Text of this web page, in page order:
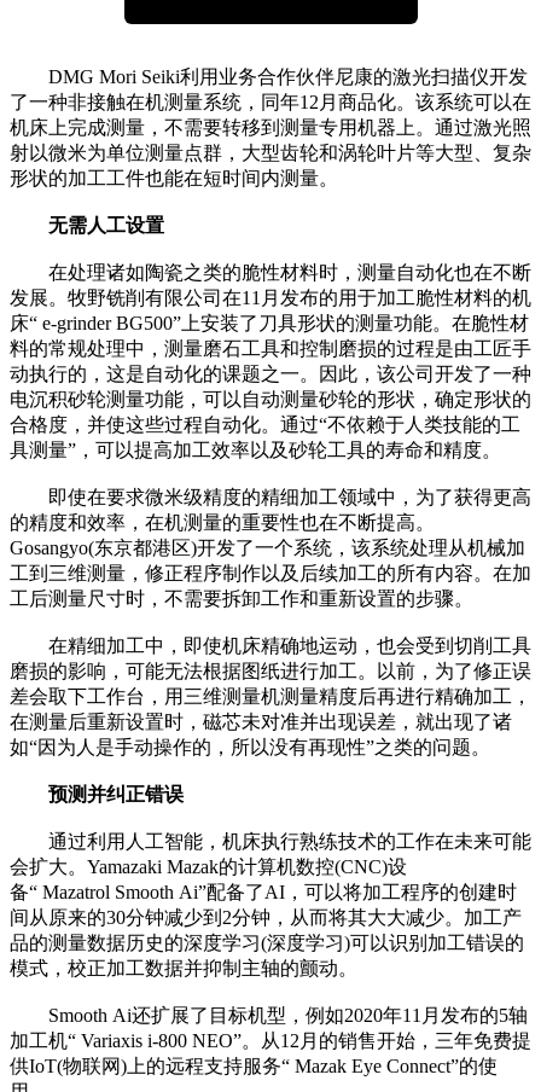
DMG Mori Seiki利用业务合作伙伴尼康的激光扫描仪开发
了一种非接触在机测量系统，同年12月商品化。该系统可以在
机床上完成测量，不需要转移到测量专用机器上。通过激光照
射以微米为单位测量点群，大型齿轮和涡轮叶片等大型、复杂
形状的加工工件也能在短时间内测量。
无需人工设置
在处理诸如陶瓷之类的脆性材料时，测量自动化也在不断
发展。牧野铣削有限公司在11月发布的用于加工脆性材料的机
床“ e-grinder BG500”上安装了刀具形状的测量功能。在脆性材
料的常规处理中，测量磨石工具和控制磨损的过程是由工匠手
动执行的，这是自动化的课题之一。因此，该公司开发了一种
电沉积砂轮测量功能，可以自动测量砂轮的形状，确定形状的
合格度，并使这些过程自动化。通过“不依赖于人类技能的工
具测量”，可以提高加工效率以及砂轮工具的寿命和精度。
即使在要求微米级精度的精细加工领域中，为了获得更高
的精度和效率，在机测量的重要性也在不断提高。
Gosangyo(东京都港区)开发了一个系统，该系统处理从机械加
工到三维测量，修正程序制作以及后续加工的所有内容。在加
工后测量尺寸时，不需要拆卸工作和重新设置的步骤。
在精细加工中，即使机床精确地运动，也会受到切削工具
磨损的影响，可能无法根据图纸进行加工。以前，为了修正误
差会取下工作台，用三维测量机测量精度后再进行精确加工，
在测量后重新设置时，磁芯未对准并出现误差，就出现了诸
如“因为人是手动操作的，所以没有再现性”之类的问题。
预测并纠正错误
通过利用人工智能，机床执行熟练技术的工作在未来可能
会扩大。Yamazaki Mazak的计算机数控(CNC)设
备“ Mazatrol Smooth Ai”配备了AI，可以将加工程序的创建时
间从原来的30分钟减少到2分钟，从而将其大大减少。加工产
品的测量数据历史的深度学习(深度学习)可以识别加工错误的
模式，校正加工数据并抑制主轴的颤动。
Smooth Ai还扩展了目标机型，例如2020年11月发布的5轴
加工机“ Variaxis i-800 NEO”。从12月的销售开始，三年免费提
供IoT(物联网)上的远程支持服务“ Mazak Eye Connect”的使